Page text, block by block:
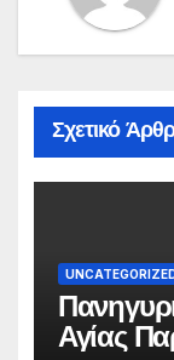
Σχετικό
Αγίας